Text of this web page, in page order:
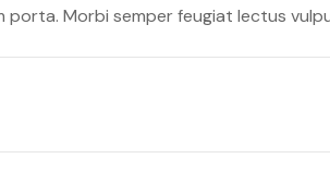
Morbi semper feugiat lectus